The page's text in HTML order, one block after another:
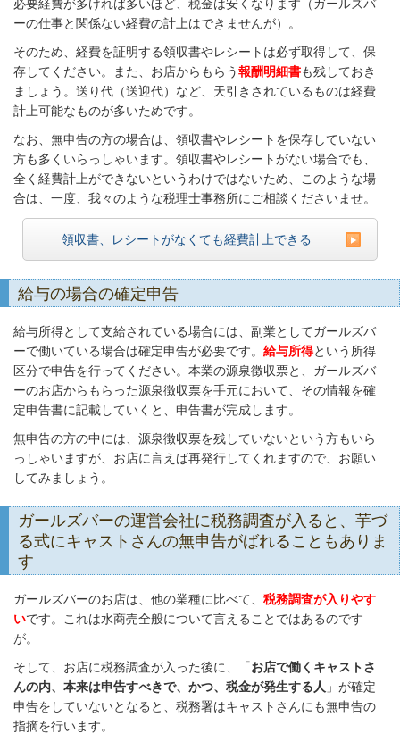
必要経費が多ければ多いほど、税金は安くなります（ガールズバ
ーの仕事と関係ない経費の計上はできませんが）。
そのため、経費を証明する領収書やレシートは必ず取得して、保
存してください。また、お店からもらう報酬明細書も残しておき
ましょう。送り代（送迎代）など、天引きされているものは経費
計上可能なものが多いためです。
なお、無申告の方の場合は、領収書やレシートを保存していない
方も多くいらっしゃいます。領収書やレシートがない場合でも、
全く経費計上ができないというわけではないため、このような場
合は、一度、我々のような税理士事務所にご相談くださいませ。
領収書、レシートがなくても経費計上できる
給与の場合の確定申告
給与所得として支給されている場合には、副業としてガールズバ
ーで働いている場合は確定申告が必要です。 給与所得という所得
区分で申告を行ってください。本業の源泉徴収票と、ガールズバ
ーのお店からもらった源泉徴収票を手元において、その情報を確
定申告書に記載していくと、申告書が完成します。
無申告の方の中には、源泉徴収票を残していないという方もいら
っしゃいますが、お店に言えば再発行してくれますので、お願い
してみましょう。
ガールズバーの運営会社に税務調査が入ると、芋づ
る式にキャストさんの無申告がばれることもありま
す
ガールズバーのお店は、他の業種に比べて、 税務調査が入りやす
いです。これは水商売全般について言えることではあるのです
が。
そして、お店に税務調査が入った後に、「お店で働くキャストさ
んの内、本来は申告すべきで、かつ、税金が発生する人 」が確定
申告をしていないとなると、税務署はキャストさんにも無申告の
指摘を行います。